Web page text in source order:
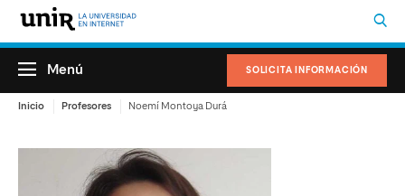
SOLICITA INFORMACIÓN
Menú
Inicio Profesores Noemí Montoya Durá